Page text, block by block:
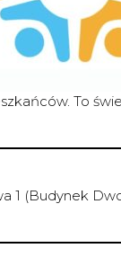
To
1 (Budynek